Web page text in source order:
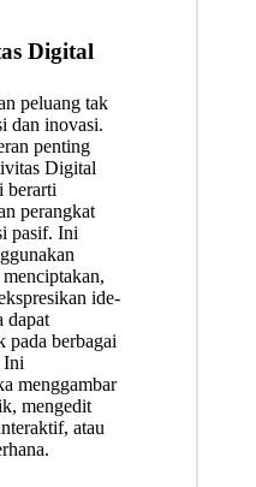
Digital
peluang tak
dan inovasi.
penting
Digital
berarti
perangkat
pasif. Ini
ide-
dapat
pada berbagai
Ini
menggambar
mengedit
atau